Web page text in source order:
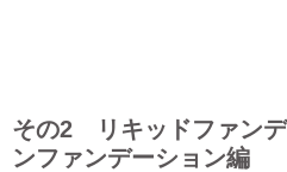
その2 リキッドファンデ
ンファンデーション編